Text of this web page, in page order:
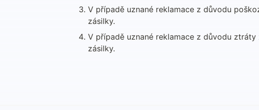
V případě uznané reklamace z důvodu
zásilky.
V případě uznané reklamace z důvodu
zásilky.